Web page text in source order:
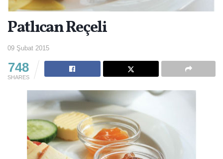
Patlıcan Reçeli
09 Şubat 2015
748
SHARES